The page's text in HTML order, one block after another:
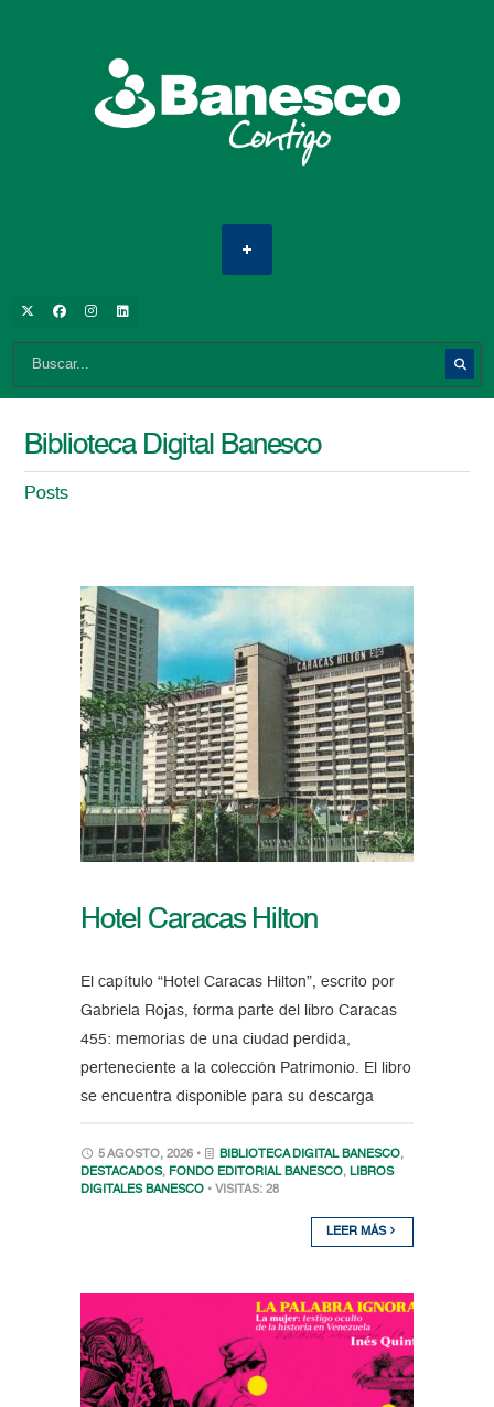
Biblioteca Digital Banesco
Posts
Hotel Caracas Hilton
El capítulo “Hotel Caracas Hilton”, escrito por
Gabriela Rojas, forma parte del libro Caracas
455: memorias de una ciudad perdida,
perteneciente a la colección Patrimonio. El libro
se encuentra disponible para su descarga
5 AGOSTO, 2026 • BIBLIOTECA DIGITAL BANESCO,
DESTACADOS, FONDO EDITORIAL BANESCO, LIBROS
DIGITALES BANESCO • VISITAS: 28
LEER MÁS